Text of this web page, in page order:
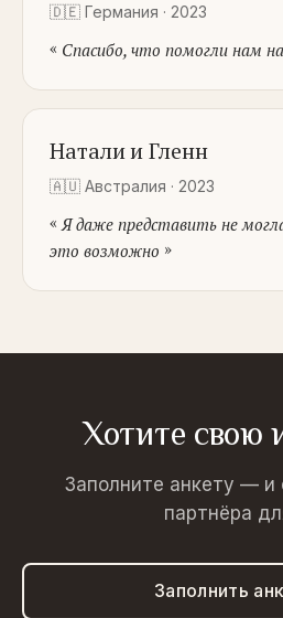
🇩🇪 Германия · 2023
« Спасибо, что помогли нам
Натали и Гленн
🇦🇺 Австралия · 2023
« Я даже представить не
это возможно »
Хотите свою
Заполните анкету — и
партнёра
Заполнить